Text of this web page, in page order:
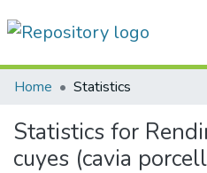
Communities & Collections
All of DSpace
Normativas
Home Statistics
Statistics for
cuyes (cavia